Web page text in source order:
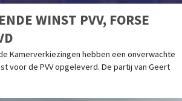
WINST PVV, FORSE
Kamerverkiezingen hebben een onverwachte
voor de PVV opgeleverd. De partij van Geert